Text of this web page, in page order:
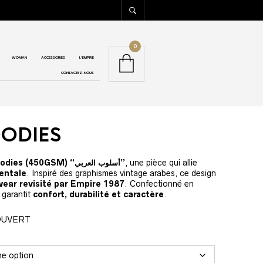
WOMAN ACCESSORIES L’EMPIRE
CONTACTEZ-NOUS
0
Hoodies (450GSM) “أسلوب العربي”, une pièce qui allie
. Inspiré des graphismes vintage arabes, ce design
revisité par Empire 1987. Confectionné en
garantit confort, durabilité et caractère.